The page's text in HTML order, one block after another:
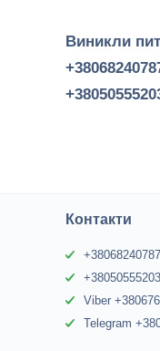
Виникли
Контакти
Viber
Telegram